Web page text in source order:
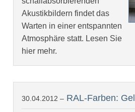
Akustikbildern findet das
Warten in einer entspannten
Atmosphäre statt. Lesen Sie
hier mehr.
30.04.2012 – RAL-Farben: